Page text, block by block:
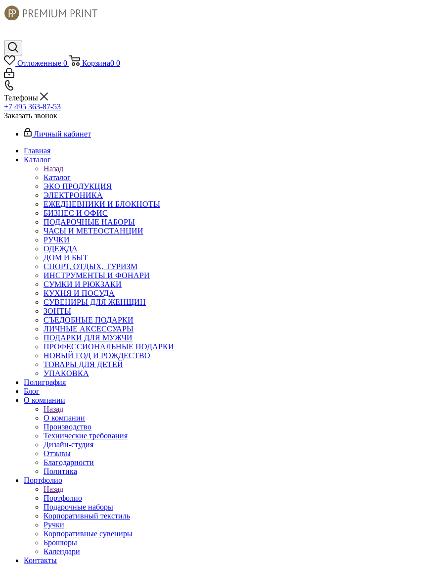
Отложенные 0 Корзина0 0
Телефоны
+7 495 363-87-53
Заказать звонок
Личный кабинет
Главная
Каталог
Назад
Каталог
ЭКО ПРОДУКЦИЯ
ЭЛЕКТРОНИКА
ЕЖЕДНЕВНИКИ И БЛОКНОТЫ
БИЗНЕС И ОФИС
ПОДАРОЧНЫЕ НАБОРЫ
ЧАСЫ И МЕТЕОСТАНЦИИ
РУЧКИ
ОДЕЖДА
ДОМ И БЫТ
СПОРТ, ОТДЫХ, ТУРИЗМ
ИНСТРУМЕНТЫ И ФОНАРИ
СУМКИ И РЮКЗАКИ
КУХНЯ И ПОСУДА
СУВЕНИРЫ ДЛЯ ЖЕНЩИН
ЗОНТЫ
СЪЕДОБНЫЕ ПОДАРКИ
ЛИЧНЫЕ АКСЕССУАРЫ
ПОДАРКИ ДЛЯ МУЖЧИ
ПРОФЕССИОНАЛЬНЫЕ ПОДАРКИ
НОВЫЙ ГОД И РОЖДЕСТВО
ТОВАРЫ ДЛЯ ДЕТЕЙ
УПАКОВКА
Полиграфия
Блог
О компании
Назад
О компании
Производство
Технические требования
Дизайн-студия
Отзывы
Благодарности
Политика
Портфолио
Назад
Портфолио
Подарочные наборы
Корпоративный текстиль
Ручки
Корпоративные сувениры
Брошюры
Календари
Контакты